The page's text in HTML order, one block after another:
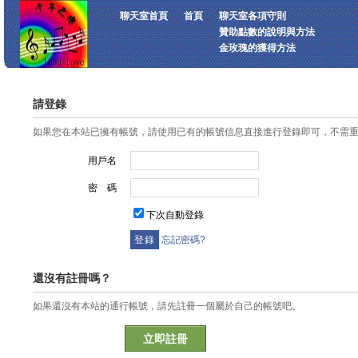
聊天室首頁 首頁
聊天室各項守則
贊助點數的說明與方法
金玫瑰的獲得方法
請登錄
如果您在本站已擁有帳號，請使用已有的帳號信息直接進行登錄即可，不需
用戶名
密 碼
下次自動登錄
忘記密碼?
還沒有註冊嗎？
如果還沒有本站的通行帳號，請先註冊一個屬於自己的帳號吧。
立即註冊